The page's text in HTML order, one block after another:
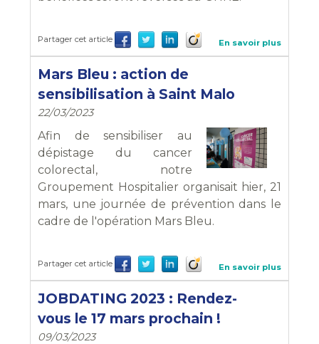
Partager cet article En savoir plus
Mars Bleu : action de
sensibilisation à Saint Malo
22/03/2023
Afin de sensibiliser au
dépistage du cancer
colorectal, notre
Groupement Hospitalier organisait hier, 21
mars, une journée de prévention dans le
cadre de l'opération Mars Bleu.
Partager cet article En savoir plus
JOBDATING 2023 : Rendez-
vous le 17 mars prochain !
09/03/2023